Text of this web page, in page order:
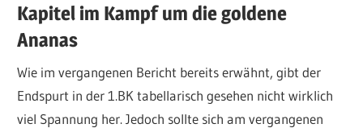
Kapitel im Kampf um die goldene
Ananas
Wie im vergangenen Bericht bereits erwähnt, gibt der
Endspurt in der 1.BK tabellarisch gesehen nicht wirklich
viel Spannung her. Jedoch sollte sich am vergangenen